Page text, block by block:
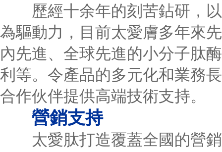
歷經十余年的刻苦鉆研，以
為驅動力，目前太愛膚多年來
內先進、全球先進的小分子肽
利等。令產品的多元化和業務
合作伙伴提供高端技術支持。
營銷支持
太愛肽打造覆蓋全國的營銷